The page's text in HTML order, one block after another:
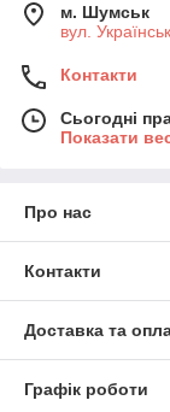
м. Шумськ
вул.
Контакти
Сьогодні
Показати
Про нас
Контакти
Доставка та
Графік роботи